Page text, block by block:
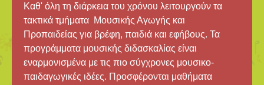
Καθ' όλη τη διάρκεια του χρόνου λειτουργούν τα
τακτικά τμήματα Μουσικής Αγωγής και
Προπαιδείας για βρέφη, παιδιά και εφήβους. Τα
προγράμματα μουσικής διδασκαλίας είναι
εναρμονισμένα με τις πιο σύγχρονες μουσικο-
παιδαγωγικές ιδέες. Προσφέρονται μαθήματα